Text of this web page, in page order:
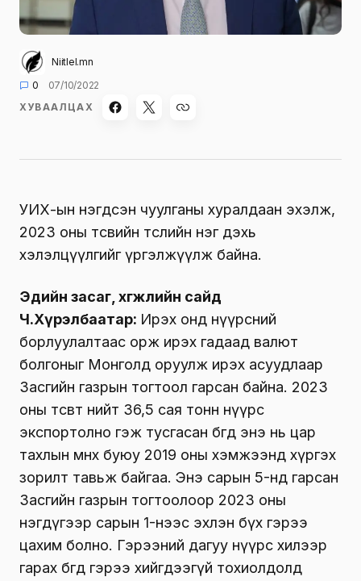
Niitlel.mn
0
07/10/2022
ХУВААЛЦАХ
УИХ-ын нэгдсэн чуулганы хуралдаан эхэлж,
2023 оны төсвийн төслийн нэг дэхь
хэлэлцүүлгийг үргэлжүүлж байна.
Эдийн засаг, хөгжлийн сайд
Ч.Хүрэлбаатар: Ирэх онд нүүрсний
борлуулалтаас орж ирэх гадаад валют
болгоныг Монголд оруулж ирэх асуудлаар
Засгийн газрын тогтоол гарсан байна. 2023
оны төсөвт нийт 36,5 сая тонн нүүрс
экспортолно гэж тусгасан бөгөөд энэ нь цар
тахлын өмнөх буюу 2019 оны хэмжээнд хүргэх
зорилт тавьж байгаа. Энэ сарын 5-нд гарсан
Засгийн газрын тогтоолоор 2023 оны
нэгдүгээр сарын 1-нээс эхлэн бүх гэрээ
цахим болно. Гэрээний дагуу нүүрс хилээр
гарах бөгөөд гэрээ хийгдээгүй тохиолдолд